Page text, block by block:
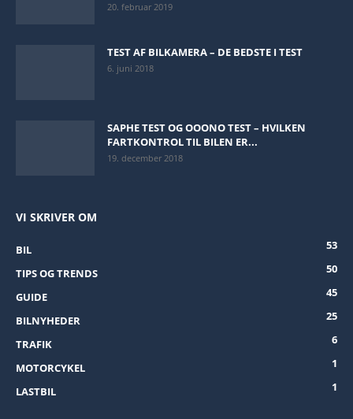
20. februar 2019
TEST AF BILKAMERA – DE BEDSTE I TEST
6. juni 2018
SAPHE TEST OG OOONO TEST – HVILKEN
FARTKONTROL TIL BILEN ER...
19. december 2018
VI SKRIVER OM
BIL
53
TIPS OG TRENDS
50
GUIDE
45
BILNYHEDER
25
TRAFIK
6
MOTORCYKEL
1
LASTBIL
1